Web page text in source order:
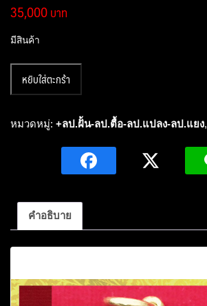
35,000
มีสินค้า
ลป.ฝั้น
จาโร
ชิ้น
หยิบใส่ตะกร้า
หมวดหมู่: +ลป.ฝั้น-ลป.ตื้อ-ลป.แปลง-ลป.แยง,
คำอธิบาย